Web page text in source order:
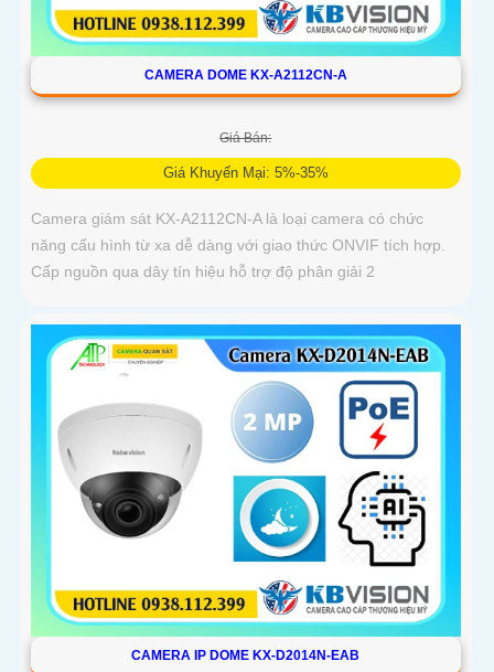
CAMERA DOME KX-A2112CN-A
Giá Bán:
Giá Khuyến Mại: 5%-35%
Camera giám sát KX-A2112CN-A là loại camera có chức
năng cấu hình từ xa dễ dàng với giao thức ONVIF tích hợp.
Cấp nguồn qua dây tín hiệu hỗ trợ độ phân giải 2
CAMERA IP DOME KX-D2014N-EAB